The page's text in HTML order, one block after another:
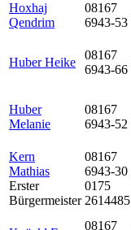
Hoxhaj
Qendrim
08167
6943-53
Huber Heike
08167
6943-66
Huber
Melanie
08167
6943-52
Kern
Mathias
Erster
Bürgermeister
08167
6943-30
0175
2614485
08167